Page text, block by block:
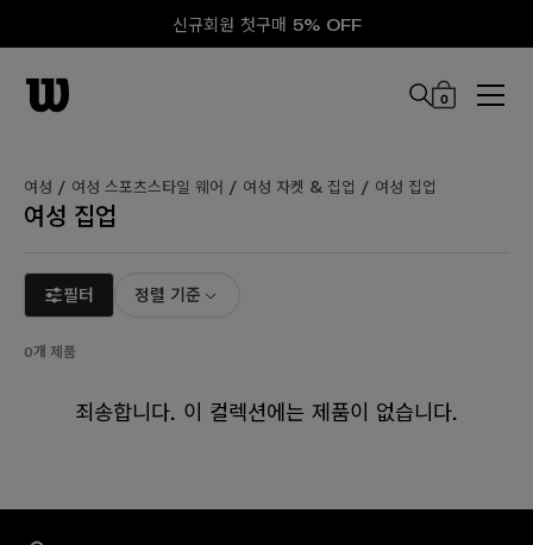
신규회원 첫구매 5% OFF
0
여성 / 여성 스포츠스타일 웨어 / 여성 자켓 & 집업 / 여성 집업
여성 집업
필터 정렬 기준
0개 제품
죄송합니다. 이 컬렉션에는 제품이 없습니다.